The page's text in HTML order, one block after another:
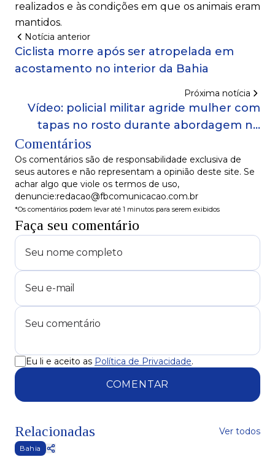
realizados e às condições em que os animais eram
mantidos.
Notícia anterior
Ciclista morre após ser atropelada em
acostamento no interior da Bahia
Próxima notícia
Vídeo: policial militar agride mulher com
tapas no rosto durante abordagem no
Comentários
Os comentários são de responsabilidade exclusiva de
seus autores e não representam a opinião deste site. Se
achar algo que viole os termos de uso,
denuncie:redacao@fbcomunicacao.com.br
*Os comentários podem levar até 1 minutos para serem exibidos
Faça seu comentário
Eu li e aceito as Política de Privacidade.
COMENTAR
Relacionadas Ver todos
Bahia